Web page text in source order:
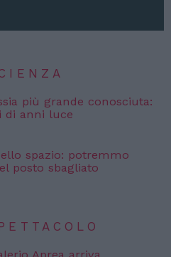
più grande conosciuta:
di anni luce
spazio: potremmo
posto sbagliato